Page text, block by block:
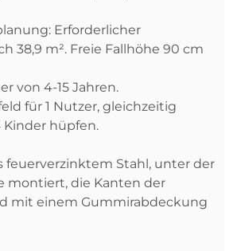
Erforderlicher
38,9 m². Freie Fallhöhe 90 cm
von 4-15 Jahren.
für 1 Nutzer, gleichzeitig
hüpfen.
feuerverzinktem Stahl, unter der
montiert, die Kanten der
mit einem Gummirabdeckung